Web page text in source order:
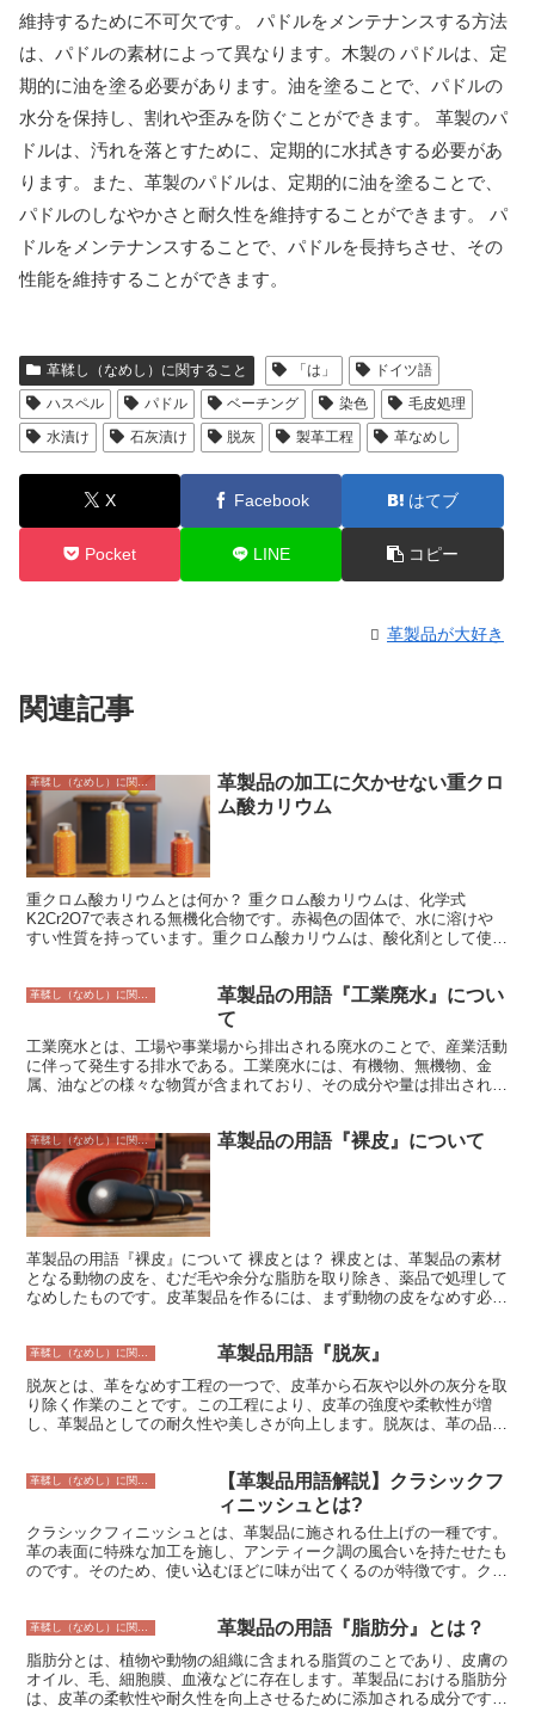
維持するために不可欠です。 パドルをメンテナンスする方法
は、パドルの素材によって異なります。木製の パドルは、定
期的に油を塗る必要があります。油を塗ることで、パドルの
水分を保持し、割れや歪みを防ぐことができます。 革製のパ
ドルは、汚れを落とすために、定期的に水拭きする必要があ
ります。また、革製のパドルは、定期的に油を塗ることで、
パドルのしなやかさと耐久性を維持することができます。 パ
ドルをメンテナンスすることで、パドルを長持ちさせ、その
性能を維持することができます。
革鞣し（なめし）に関すること 「は」
ドイツ語
ハスペル
パドル ベーチング 染色
毛皮処理
水漬け
石灰漬け 脱灰 製革工程 革なめし
X Facebook はてブ
Pocket LINE コピー
革製品が大好き
関連記事
革鞣し（なめし）に関すること
革製品の加工に欠かせない重クロ
ム酸カリウム
重クロム酸カリウムとは何か？ 重クロム酸カリウムは、化学式
K2Cr2O7で表される無機化合物です。赤褐色の固体で、水に溶けや
すい性質を持っています。重クロム酸カリウムは、酸化剤として使用
重クロム酸カリウムを使用すると、皮革の繊維を結合させ、革を丈夫
にすることができます。また、重クロム酸カリウムは、皮革に色を付
革製品の用語『工業廃水』につい
て
工業廃水とは、工場や事業場から排出される廃水のことで、産業活動
に伴って発生する排水である。工業廃水には、有機物、無機物、金
属、油などの様々な物質が含まれており、その成分や量は排出される
が義務付けられている。 工業廃水処理には、物理処理、化学処理、
生物処理などの様々な方法がある。物理処理は、沈殿、ろ過、浮上な
どの方法によって、工業廃水中の固形物や油などを除去する方法であ
る。化学処理は、薬品を用いて、工業廃水中の有機物や無機物などの
有害物質を分解したり、除去したりする方法である。生物処理は、微
生物を用いて、工業廃水中の有機物や無機物などの有害物質を分解し
たり、除去したりする方法である。
革鞣し（なめし）に関すること 革製品の用語『裸皮』について
革製品の用語『裸皮』について 裸皮とは？ 裸皮とは、革製品の素材
となる動物の皮を、むだ毛や余分な脂肪を取り除き、薬品で処理して
なめしたものです。皮革製品を作るには、まず動物の皮をなめす必要
製品に使用できるようになります。 裸皮は、革製品のなかでも、表
できます。そのため、バッグや財布、靴など、さまざまな革製品に使
用されています。また、裸皮は、耐久性が高いため、長年愛用できる
のも特徴です。
革鞣し（なめし）に関すること 革製品用語『脱灰』
脱灰とは、革をなめす工程の一つで、皮革から石灰や以外の灰分を取
り除く作業のことです。この工程により、皮革の強度や柔軟性が増
し、革製品としての耐久性や美しさが向上します。脱灰は、革の品質
時間などは、革の種類やなめし方法によって異なります。脱灰が完了
したら、革を水で洗い流して薬品を除去します。 脱灰は、革製品の
品質を高めるために重要な工程ですが、環境への影響が懸念されてい
ます。脱灰の工程で排出される薬品は、水質汚染や大気汚染の原因と
なるため、近年では、環境に配慮した脱灰方法の研究が進められてい
ます。
革鞣し（なめし）に関すること
【革製品用語解説】クラシックフ
ィニッシュとは?
クラシックフィニッシュとは、革製品に施される仕上げの一種です。
革の表面に特殊な加工を施し、アンティーク調の風合いを持たせたも
のです。そのため、使い込むほどに味が出てくるのが特徴です。クラ
ワックスを塗布し、それを熱で溶かして定着させるというものです。
クラシックフィニッシュは、革の表面に傷や汚れがつきやすいという
デメリットがありますが、使い込むほどに味が出てくるというメリッ
トもあります。そのため、革製品を長く愛用したいという方におすす
革製品の用語『脂肪分』とは？
脂肪分とは、植物や動物の組織に含まれる脂質のことであり、皮膚の
オイル、毛、細胞膜、血液などに存在します。革製品における脂肪分
は、皮革の柔軟性や耐久性を向上させるために添加される成分です。